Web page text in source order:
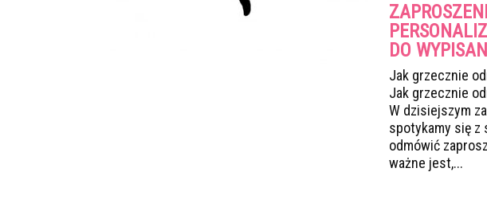
DO WYPISANI
Jak grzecznie
Jak grzecznie
W dzisiejszym
spotykamy się z
odmówić
ważne jest,...